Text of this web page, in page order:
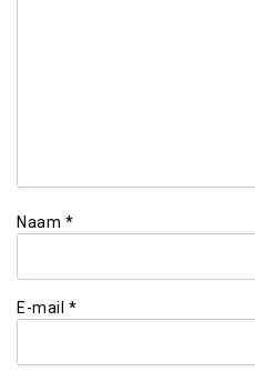
Naam *
E-mail *